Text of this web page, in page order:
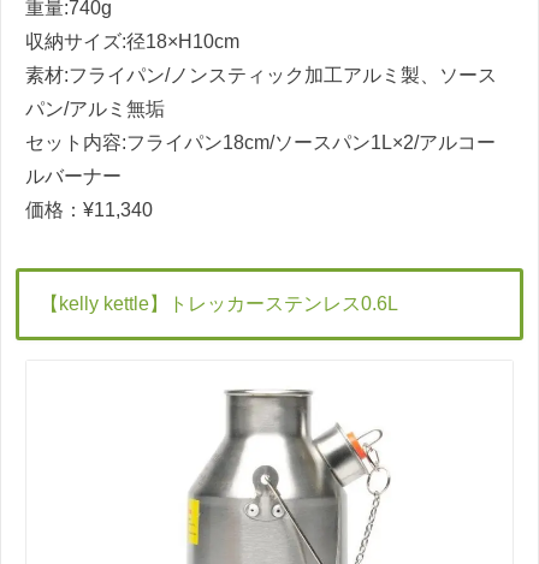
重量:740g
収納サイズ:径18×H10cm
素材:フライパン/ノンスティック加工アルミ製、ソース
パン/アルミ無垢
セット内容:フライパン18cm/ソースパン1L×2/アルコー
ルバーナー
価格： ¥11,340
【 kelly kettle】トレッカーステンレス0.6L